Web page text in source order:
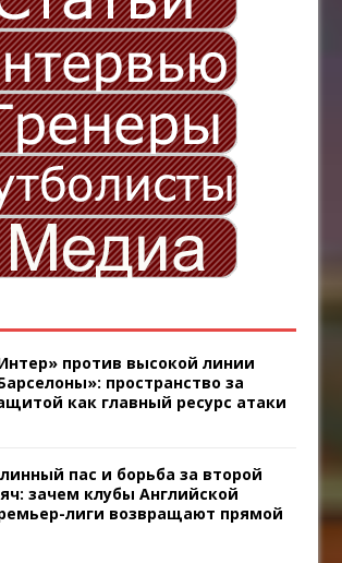
против высокой линии
пространство за
как главный ресурс атаки
пас и борьба за второй
зачем клубы Английской
лиги возвращают прямой